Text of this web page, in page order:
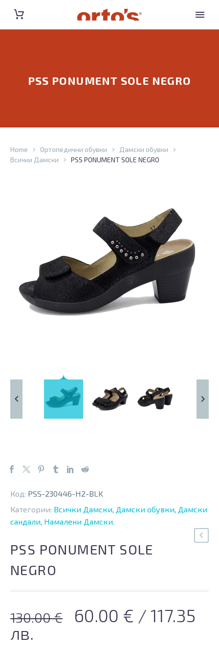
PSS PONUMENT SOLE NEGRO
Home Ортопедични обувки
Дамски обувки
Всички Дамски
PSS PONUMENT SOLE NEGRO
Код: PSS-230446-H2-BLK
Категории: Всички Дамски, Дамски обувки, Дамски
сандали, Намалени Дамски.
PSS PONUMENT SOLE
NEGRO
130.00€
Original
60.00 € Текущата
/ 117.35
лв.